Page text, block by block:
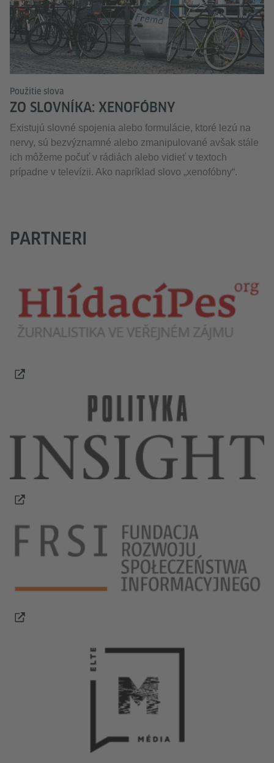
Použitie slova
ZO SLOVNÍKA: XENOFÓBNY
Existujú slovné spojenia alebo formulácie, ktoré lezú na
nervy, sú bezvýznamné alebo zmanipulované avšak stále
ich môžeme počuť v rádiách alebo vidieť v textoch
prípadne v televízii. Ako napríklad slovo „xenofóbny“.
PARTNERI